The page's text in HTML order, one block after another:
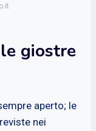
giostre
aperto; le
nei